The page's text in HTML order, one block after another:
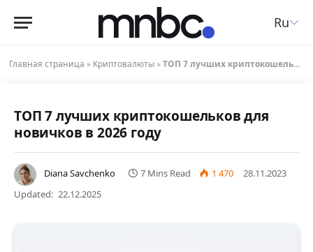
Ru
Главная страница » Криптовалюты »ТОП 7 лучших криптокошельков для новичков в 2026 году
ТОП 7 лучших криптокошельков для
новичков в 2026 году
Diana Savchenko 7 Mins Read 1 470
28.11.2023
Updated: 22.12.2025